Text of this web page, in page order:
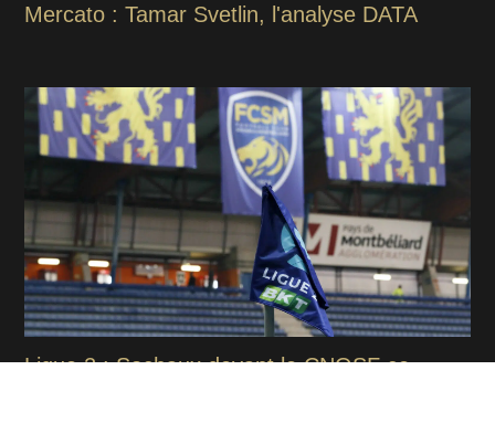
Mercato : Tamar Svetlin, l'analyse DATA
Ligue 2 : Sochaux devant le CNOSF ce